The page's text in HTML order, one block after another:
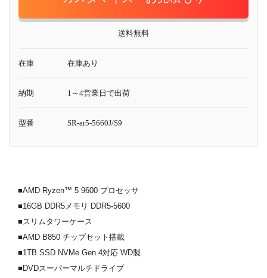
送料無料
在庫 在庫あり
納期 1～4営業日で出荷
型番 SR-ar5-5660J/S9
■AMD Ryzen™ 5 9600 プロセッサ
■16GB DDR5メモリ DDR5-5600
■スリムタワーケース
■AMD B850 チップセット搭載
■1TB SSD NVMe Gen.4対応 WD製
■DVDスーパーマルチドライブ